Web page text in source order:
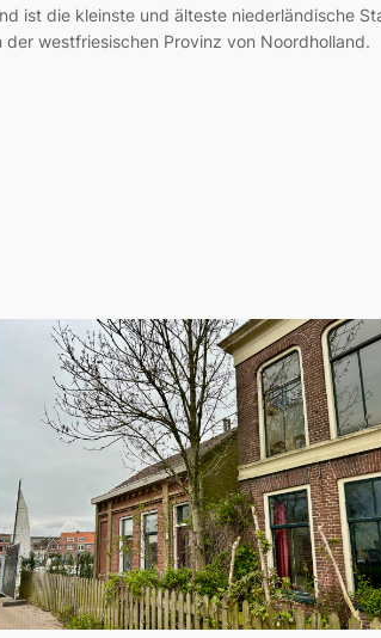
ist die kleinste und älteste niederländische
der westfriesischen Provinz von Noordholland.